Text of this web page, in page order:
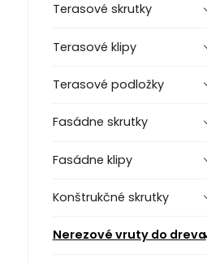
Terasové skrutky
Terasové klipy
Terasové podložky
Fasádne skrutky
Fasádne klipy
Konštrukčné skrutky
Nerezové vruty do dreva